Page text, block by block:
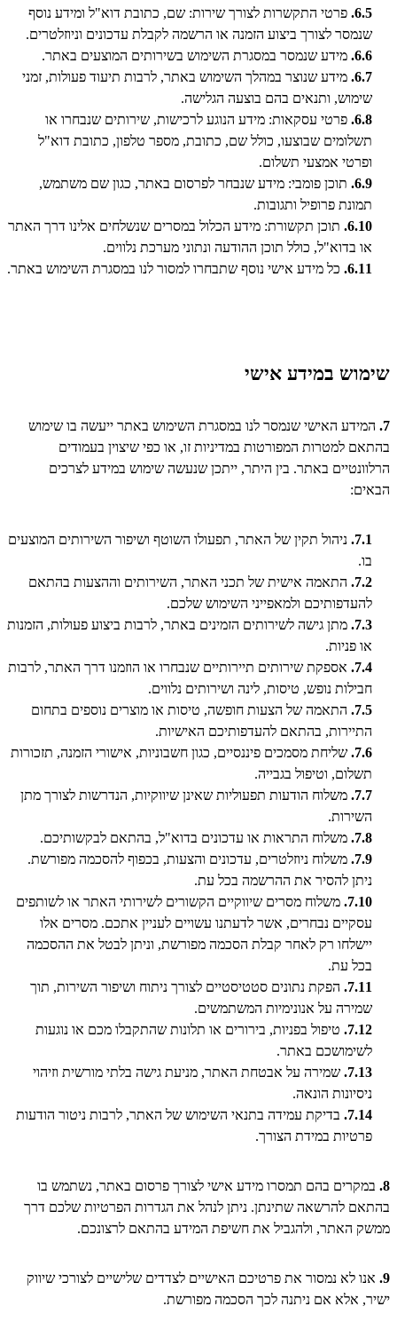
6.5. פרטי התקשרות לצורך שירות: שם, כתובת דוא"ל ומידע נוסף
שנמסר לצורך ביצוע הזמנה או הרשמה לקבלת עדכונים וניוזלטרים.
6.6. מידע שנמסר במסגרת השימוש בשירותים המוצעים באתר.
6.7. מידע שנוצר במהלך השימוש באתר, לרבות תיעוד פעולות, זמני
שימוש, ותנאים בהם בוצעה הגלישה.
6.8. פרטי עסקאות: מידע הנוגע לרכישות, שירותים שנבחרו או
תשלומים שבוצעו, כולל שם, כתובת, מספר טלפון, כתובת דוא"ל
ופרטי אמצעי תשלום.
6.9. תוכן פומבי: מידע שנבחר לפרסום באתר, כגון שם משתמש,
תמונת פרופיל ותגובות.
6.10. תוכן תקשורת: מידע הכלול במסרים שנשלחים אלינו דרך האתר
או בדוא"ל, כולל תוכן ההודעה ונתוני מערכת נלווים.
6.11. כל מידע אישי נוסף שתבחרו למסור לנו במסגרת השימוש באתר.
שימוש במידע אישי
7. המידע האישי שנמסר לנו במסגרת השימוש באתר ייעשה בו שימוש
בהתאם למטרות המפורטות במדיניות זו, או כפי שיצוין בעמודים
הרלוונטיים באתר. בין היתר, ייתכן שנעשה שימוש במידע לצרכים
הבאים:
7.1. ניהול תקין של האתר, תפעולו השוטף ושיפור השירותים המוצעים
בו.
7.2. התאמה אישית של תכני האתר, השירותים וההצעות בהתאם
להעדפותיכם ולמאפייני השימוש שלכם.
7.3. מתן גישה לשירותים הזמינים באתר, לרבות ביצוע פעולות, הזמנות
או פניות.
7.4. אספקת שירותים תיירותיים שנבחרו או הוזמנו דרך האתר, לרבות
חבילות נופש, טיסות, לינה ושירותים נלווים.
7.5. התאמה של הצעות חופשה, טיסות או מוצרים נוספים בתחום
התיירות, בהתאם להעדפותיכם האישיות.
7.6. שליחת מסמכים פיננסיים, כגון חשבוניות, אישורי הזמנה, תזכורות
תשלום, וטיפול בגבייה.
7.7. משלוח הודעות תפעוליות שאינן שיווקיות, הנדרשות לצורך מתן
השירות.
7.8. משלוח התראות או עדכונים בדוא"ל, בהתאם לבקשותיכם.
7.9. משלוח ניוזלטרים, עדכונים והצעות, בכפוף להסכמה מפורשת.
ניתן להסיר את ההרשמה בכל עת.
7.10. משלוח מסרים שיווקיים הקשורים לשירותי האתר או לשותפים
עסקיים נבחרים, אשר לדעתנו עשויים לעניין אתכם. מסרים אלו
יישלחו רק לאחר קבלת הסכמה מפורשת, וניתן לבטל את ההסכמה
בכל עת.
7.11. הפקת נתונים סטטיסטיים לצורך ניתוח ושיפור השירות, תוך
שמירה על אנונימיות המשתמשים.
7.12. טיפול בפניות, בירורים או תלונות שהתקבלו מכם או נוגעות
לשימושכם באתר.
7.13. שמירה על אבטחת האתר, מניעת גישה בלתי מורשית וזיהוי
ניסיונות הונאה.
7.14. בדיקת עמידה בתנאי השימוש של האתר, לרבות ניטור הודעות
פרטיות במידת הצורך.
8. במקרים בהם תמסרו מידע אישי לצורך פרסום באתר, נשתמש בו
בהתאם להרשאה שתינתן. ניתן לנהל את הגדרות הפרטיות שלכם דרך
ממשק האתר, ולהגביל את חשיפת המידע בהתאם לרצונכם.
9. אנו לא נמסור את פרטיכם האישיים לצדדים שלישיים לצורכי שיווק
ישיר, אלא אם ניתנה לכך הסכמה מפורשת.